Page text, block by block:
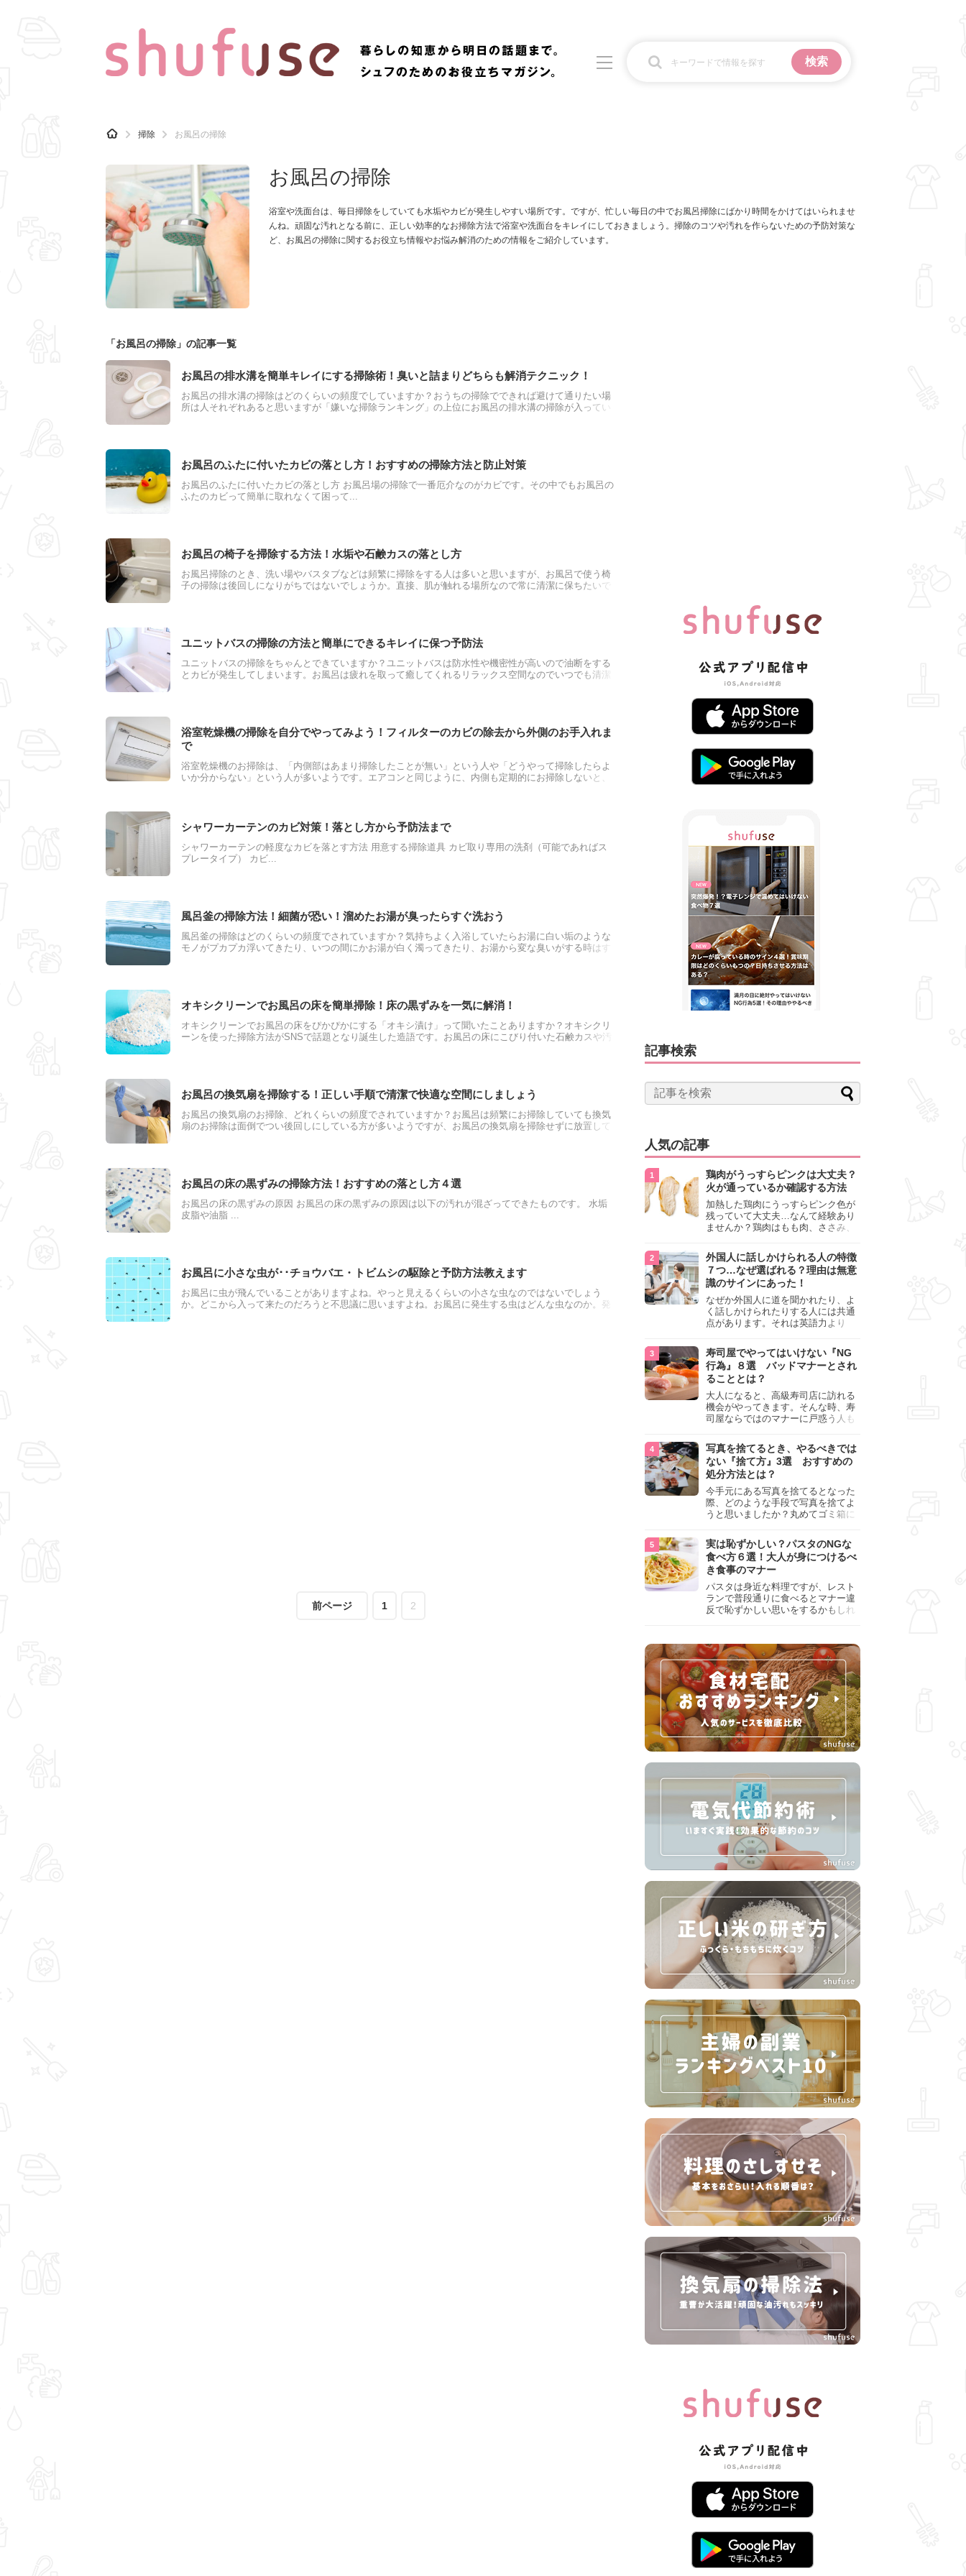
CATEGORY 記事カテゴリ
マナー 趣味
H
O
掃除 お風呂の掃除
お風呂の掃除
浴室や洗面台は、毎日掃除をしていても水垢やカビが発生しやすい場所です。ですが、忙しい毎日の中でお風呂掃除にばかり時間をかけてはいられませ
んね。頑固な汚れとなる前に、正しい効率的なお掃除方法で浴室や洗面台をキレイにしておきましょう。掃除のコツや汚れを作らないための予防対策な
ど、お風呂の掃除に関するお役立ち情報やお悩み解消のための情報をご紹介しています。
「お風呂の掃除」の記事一覧
お風呂の排水溝を簡単キレイにする掃除術！臭いと詰まりどちらも解消テクニック！
お風呂の排水溝の掃除はどのくらいの頻度でしていますか？おうちの掃除でできれば避けて通りたい場
所は人それぞれあると思いますが「嫌いな掃除ランキング」の上位にお風呂の排水溝の掃除が入ってい
お風呂のふたに付いたカビの落とし方！おすすめの掃除方法と防止対策
お風呂のふたに付いたカビの落とし方 お風呂場の掃除で一番厄介なのがカビです。その中でもお風呂の
ふたのカビって簡単に取れなくて困って...
お風呂の椅子を掃除する方法！水垢や石鹸カスの落とし方
お風呂掃除のとき、洗い場やバスタブなどは頻繁に掃除をする人は多いと思いますが、お風呂で使う椅
子の掃除は後回しになりがちではないでしょうか。直接、肌が触れる場所なので常に清潔に保ちたいで
ユニットバスの掃除の方法と簡単にできるキレイに保つ予防法
ユニットバスの掃除をちゃんとできていますか？ユニットバスは防水性や機密性が高いので油断をする
とカビが発生してしまいます。お風呂は疲れを取って癒してくれるリラックス空間なのでいつでも清潔
浴室乾燥機の掃除を自分でやってみよう！フィルターのカビの除去から外側のお手入れま
で
浴室乾燥機のお掃除は、「内側部はあまり掃除したことが無い」という人や「どうやって掃除したらよ
いか分からない」という人が多いようです。エアコンと同じように、内側も定期的にお掃除しないと、
シャワーカーテンのカビ対策！落とし方から予防法まで
シャワーカーテンの軽度なカビを落とす方法 用意する掃除道具 カビ取り専用の洗剤（可能であればス
プレータイプ） カビ...
風呂釜の掃除方法！細菌が恐い！溜めたお湯が臭ったらすぐ洗おう
風呂釜の掃除はどのくらいの頻度でされていますか？気持ちよく入浴していたらお湯に白い垢のような
モノがプカプカ浮いてきたり、いつの間にかお湯が白く濁ってきたり、お湯から変な臭いがする時はす
オキシクリーンでお風呂の床を簡単掃除！床の黒ずみを一気に解消！
オキシクリーンでお風呂の床をぴかぴかにする「オキシ漬け」って聞いたことありますか？オキシクリ
ーンを使った掃除方法がSNSで話題となり誕生した造語です。お風呂の床にこびり付いた石鹸カスや汚
お風呂の換気扇を掃除する！正しい手順で清潔で快適な空間にしましょう
お風呂の換気扇のお掃除、どれくらいの頻度でされていますか？お風呂は頻繁にお掃除していても換気
扇のお掃除は面倒でつい後回しにしている方が多いようですが、お風呂の換気扇を掃除せずに放置して
お風呂の床の黒ずみの掃除方法！おすすめの落とし方４選
お風呂の床の黒ずみの原因 お風呂の床の黒ずみの原因は以下の汚れが混ざってできたものです。 水垢
皮脂や油脂 ...
お風呂に小さな虫が･･チョウバエ・トビムシの駆除と予防方法教えます
お風呂に虫が飛んでいることがありますよね。やっと見えるくらいの小さな虫なのではないでしょう
か。どこから入って来たのだろうと不思議に思いますよね。お風呂に発生する虫はどんな虫なのか。発
前ページ 1 2
記事検索
人気の記事
鶏肉がうっすらピンクは大丈夫？
火が通っているか確認する方法
加熱した鶏肉にうっすらピンク色が
残っていて大丈夫…なんて経験あり
ませんか？鶏肉はもも肉、ささみ、
わいが異なり、いろいろと楽しめる
料理ですが、鶏肉は加熱した後でも
うっすらピンク色の部分が大丈夫な
のと気になるときがあります。この
記事では生焼けか火が通っているの
かを確認する方法や、鶏肉を調理す
るときの注意点を紹介しますので、
参考にしてみてくださいね。
外国人に話しかけられる人の特徴
７つ…なぜ選ばれる？理由は無意
識のサインにあった！
なぜか外国人に道を聞かれたり、よ
く話しかけられたりする人には共通
点があります。それは英語力より
けても大丈夫」というサインが関係
しています。よく選ばれる人の特徴
や、英語が苦手でも焦らない対処
法、自分を守るための注意点を詳し
く解説します。
寿司屋でやってはいけない『NG
行為』８選 バッドマナーとされ
ることとは？
大人になると、高級寿司店に訪れる
機会がやってきます。そんな時、寿
司屋ならではのマナーに戸惑う人も
らためて寿司屋でやってはいけない
『NG行為』をチェックしましょう。
写真を捨てるとき、やるべきでは
ない『捨て方』3選 おすすめの
処分方法とは？
今手元にある写真を捨てるとなった
際、どのような手段で写真を捨てよ
うと思いましたか？丸めてゴミ箱に
真は個人情報が詰まっているので、
ただ丸めただけの状態で捨ててしま
うのは危険です。写真にすべきでは
ない捨て方をまとめているので、ぜ
ひチェックしておきましょう。
実は恥ずかしい？パスタのNGな
食べ方６選！大人が身につけるべ
き食事のマナー
パスタは身近な料理ですが、レスト
ランで普段通りに食べるとマナー違
反で恥ずかしい思いをするかもしれ
して、正しい食べ方を確認しましょ
う。大人の嗜みとして知っておきた
い新常識を解説します。